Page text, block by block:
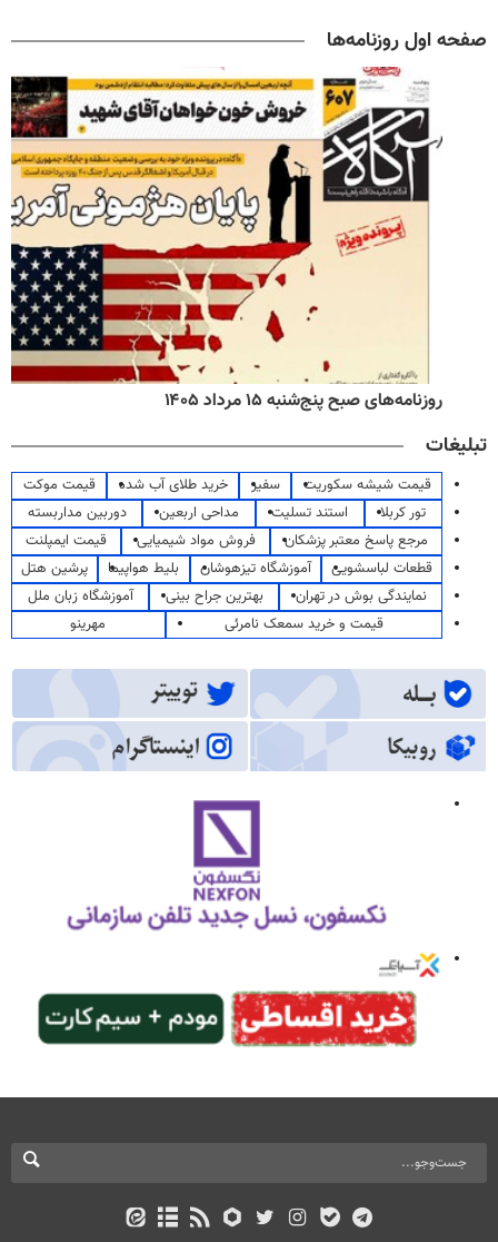
صفحه اول روزنامه‌ها
روزنامه‌های صبح پنج‌شنبه ۱۵ مرداد ۱۴۰۵
تبلیغات
قیمت شیشه سکوریت سفیر خرید طلای آب شده
قیمت موکت
تور کربلا
استند تسلیت مداحی اربعین
دوربین مداربسته
مرجع پاسخ معتبر پزشکان
فروش مواد شیمیایی
قیمت ایمپلنت
قطعات لباسشویی
آموزشگاه تیزهوشان بلیط هواپیما
پرشین هتل
نمایندگی بوش در تهران
بهترین جراح بینی
آموزشگاه زبان ملل
قیمت و خرید سمعک نامرئی
مهرینو